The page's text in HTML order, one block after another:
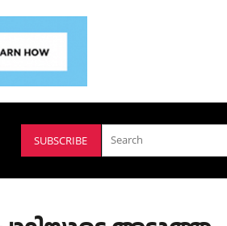
SUBSCRIBE